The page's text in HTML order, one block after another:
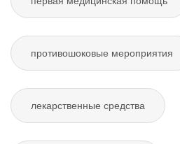
противошоковые мероприятия
лекарственные средства